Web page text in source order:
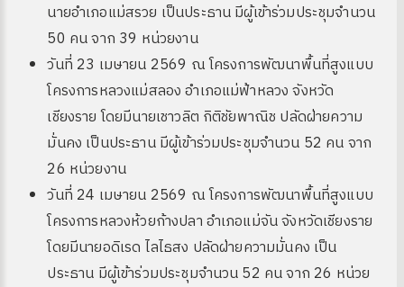
นายอำเภอแม่สรวย เป็นประธาน มีผู้เข้าร่วมประชุมจำนวน
50 คน จาก 39 หน่วยงาน
วันที่ 23 เมษายน 2569 ณ โครงการพัฒนาพื้นที่สูงแบบ
โครงการหลวงแม่สลอง อำเภอแม่ฟ้าหลวง จังหวัด
เชียงราย โดยมีนายเชาวลิต กิติชัยพาณิช ปลัดฝ่ายความ
มั่นคง เป็นประธาน มีผู้เข้าร่วมประชุมจำนวน 52 คน จาก
26 หน่วยงาน
วันที่ 24 เมษายน 2569 ณ โครงการพัฒนาพื้นที่สูงแบบ
โครงการหลวงห้วยก้างปลา อำเภอแม่จัน จังหวัดเชียงราย
โดยมีนายอดิเรด ไลไธสง ปลัดฝ่ายความมั่นคง เป็น
ประธาน มีผู้เข้าร่วมประชุมจำนวน 52 คน จาก 26 หน่วย